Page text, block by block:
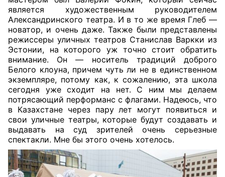
является художественным руководителем
Александринского театра. И в то же время Глеб —
новатор, и очень даже. Также были представлены
режиссеры уличных театров Станислав Варкки из
Эстонии, на которого уж точно стоит обратить
внимание. Он — носитель традиций доброго
Белого клоуна, причем чуть ли не в единственном
экземпляре, потому как, к сожалению, эта школа
сегодня уже сходит на нет. С ним мы делаем
потрясающий перформанс с флагами. Надеюсь, что
в Казахстане через пару лет могут появиться и
свои уличные театры, которые будут создавать и
выдавать на суд зрителей очень серьезные
спектакли. Мне бы этого очень хотелось.